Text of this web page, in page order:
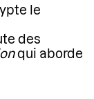
le
des
qui aborde